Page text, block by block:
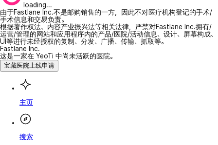
loading...
由于Fastlane Inc.不是邮购销售的一方，因此不对医疗机构登记的手术/
手术信息和交易负责。
根据著作权法、内容产业振兴法等相关法律，严禁对Fastlane Inc.拥有/
运营/管理的网站和应用程序内的产品/医院/活动信息、设计、屏幕构成、
UI等进行未经授权的复制、分发、广播、传输、抓取等。
Fastlane Inc.
这是一家在 YeoTi 中尚未活跃的医院。
宝藏医院上线申请
主页
搜索